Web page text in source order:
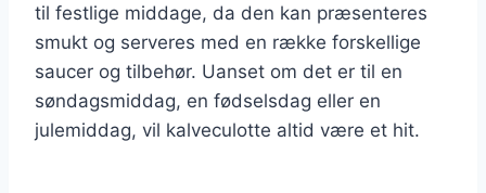
til festlige middage, da den kan præsenteres
smukt og serveres med en række forskellige
saucer og tilbehør. Uanset om det er til en
søndagsmiddag, en fødselsdag eller en
julemiddag, vil kalveculotte altid være et hit.